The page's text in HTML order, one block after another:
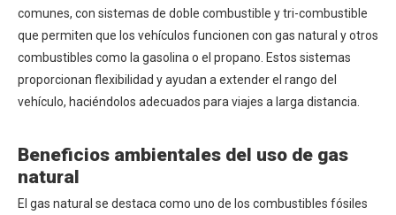
comunes, con sistemas de doble combustible y tri-combustible
que permiten que los vehículos funcionen con gas natural y otros
combustibles como la gasolina o el propano. Estos sistemas
proporcionan flexibilidad y ayudan a extender el rango del
vehículo, haciéndolos adecuados para viajes a larga distancia.
Beneficios ambientales del uso de gas
natural
El gas natural se destaca como uno de los combustibles fósiles